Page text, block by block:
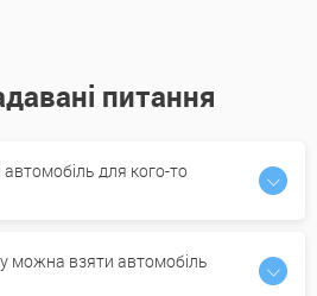
питання
для кого-то
можна взяти автомобіль